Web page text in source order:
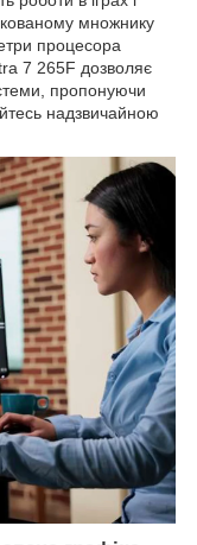
множнику
процесора
7 265F дозволяє
пропонуючи
надзвичайною